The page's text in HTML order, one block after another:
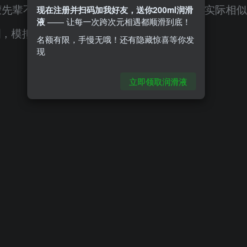
辈不仅拥有仿真的外形，柔软的手感、与实际相似
模拟真人体验的最佳选择之一。
现在注册并扫码加我好友，送你200ml润滑
液 —— 让每一次跨次元相遇都顺滑到底！
名额有限，手慢无哦！还有隐藏惊喜等你发
现
立即领取润滑液